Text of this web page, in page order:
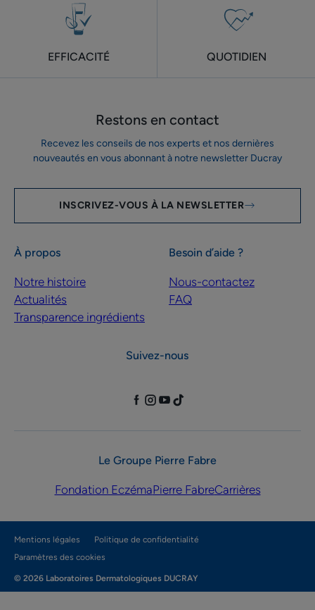
EFFICACITÉ QUOTIDIEN
Restons en contact
Recevez les conseils de nos experts et nos dernières
nouveautés en vous abonnant à notre newsletter Ducray
INSCRIVEZ-VOUS À LA NEWSLETTER
À propos
Notre histoire
Actualités
Transparence ingrédients
Besoin d’aide ?
Nous-contactez
FAQ
Suivez-nous
Le Groupe Pierre Fabre
Fondation EczémaPierre FabreCarrières
Mentions légales
Politique de confidentialité
Paramètres des cookies
© 2026 Laboratoires Dermatologiques DUCRAY